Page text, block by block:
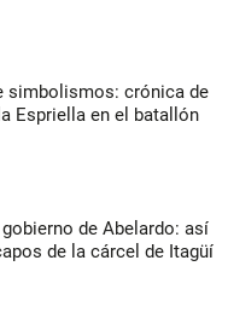
simbolismos: crónica de
Espriella en el batallón
de Abelardo: así
de la cárcel de Itagüí